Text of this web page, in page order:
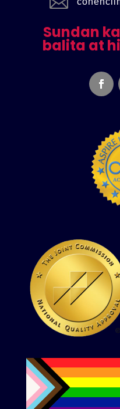
Sundan
balita at